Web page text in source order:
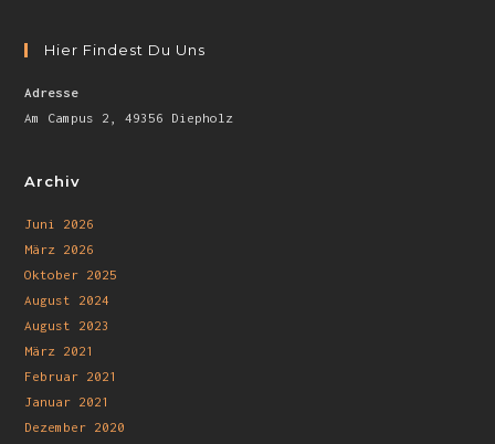
Hier Findest Du Uns
Adresse
Am Campus 2, 49356 Diepholz
Archiv
Juni 2026
März 2026
Oktober 2025
August 2024
August 2023
März 2021
Februar 2021
Januar 2021
Dezember 2020